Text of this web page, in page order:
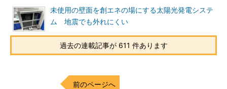
未使用の壁面を創エネの場にする太陽光発電システ
ム 地震でも外れにくい
過去の連載記事が 611 件あります
前のページへ